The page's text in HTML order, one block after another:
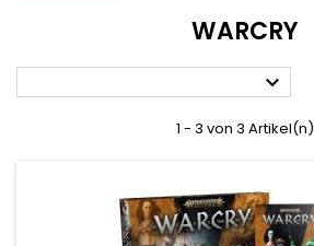
WARCRY

1 - 3 von 3 Artikel(n)